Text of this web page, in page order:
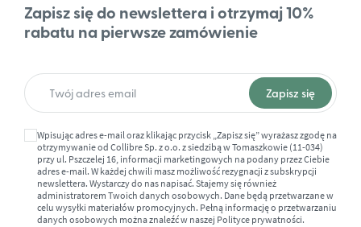
Zapisz się do newslettera i otrzymaj 10%
rabatu na pierwsze zamówienie
Wpisując adres e-mail oraz klikając przycisk „Zapisz się” wyrażasz zgodę na
otrzymywanie od Collibre Sp. z o.o. z siedzibą w Tomaszkowie (11-034)
przy ul. Pszczelej 16, informacji marketingowych na podany przez Ciebie
adres e-mail. W każdej chwili masz możliwość rezygnacji z subskrypcji
newslettera. Wystarczy do nas napisać. Stajemy się również
administratorem Twoich danych osobowych. Dane będą przetwarzane w
celu wysyłki materiałów promocyjnych. Pełną informację o przetwarzaniu
danych osobowych można znaleźć w naszej Polityce prywatności.